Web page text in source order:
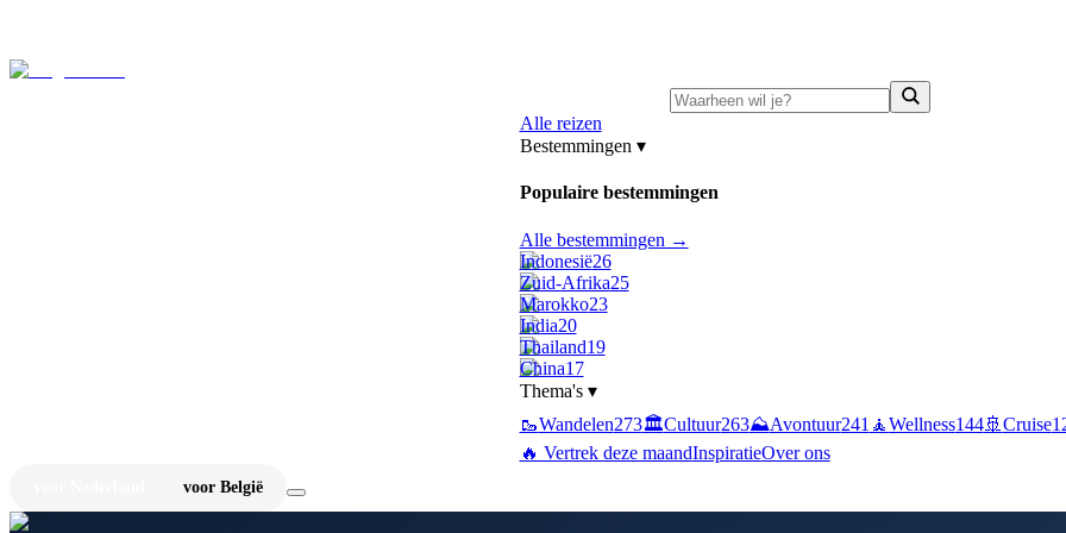
Alle reizen
Bestemmingen ▾
Populaire bestemmingen
Alle bestemmingen →
Indonesië26
Zuid-Afrika25
Marokko23
India20
Thailand19
China17
Thema's ▾
🥾Wandelen273🏛️Cultuur263⛰️Avontuur241 🧘Wellness144🚢 Cruise
🔥 Vertrek deze maandInspiratieOver ons
voor België